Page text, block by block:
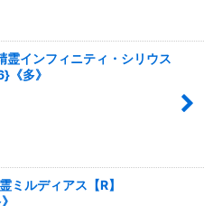
霊インフィニティ・シリウス
《多》
ミルディアス【R】